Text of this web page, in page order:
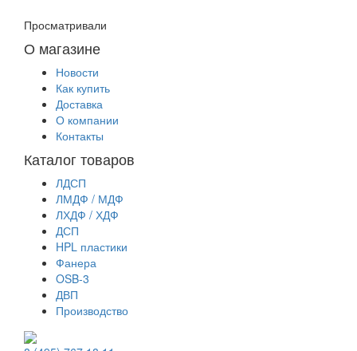
Просматривали
О магазине
Новости
Как купить
Доставка
О компании
Контакты
Каталог товаров
ЛДСП
ЛМДФ / МДФ
ЛХДФ / ХДФ
ДСП
HPL пластики
Фанера
OSB-3
ДВП
Производство